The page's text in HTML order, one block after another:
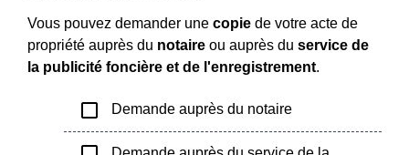
Vous pouvez demander une copie de votre acte de
propriété auprès du notaire ou auprès du service de
la publicité foncière et de l'enregistrement.
check_box_outline_blank Demande auprès du notaire